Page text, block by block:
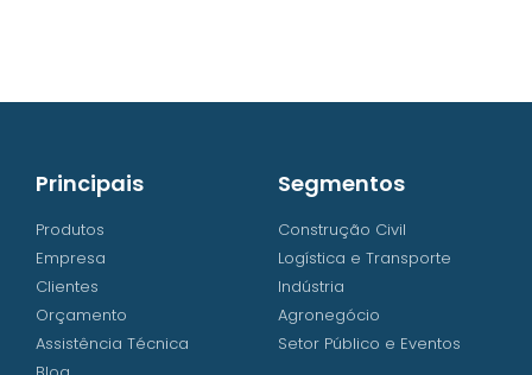
Principais
Produtos
Empresa
Clientes
Orçamento
Assistência Técnica
Segmentos
Construção Civil
Logística e Transporte
Indústria
Agronegócio
Setor Público e Eventos